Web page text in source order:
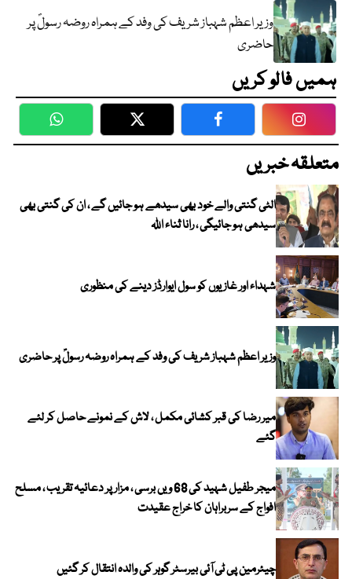
وزیر اعظم شہباز شریف کی وفد کے ہمراہ روضہ رسولؐ پر
حاضری
ہمیں فالو کریں
WhatsApp Twitter Facebook
متعلقہ خبریں
الٹی گنتی والے خود بھی سیدھے ہو جائیں گے ، ان کی گنتی بھی
سیدھی ہو جائیگی ، رانا ثناء اللہ
شہداء اور غازیوں کو سول ایوارڈز دینے کی منظوری
وزیر اعظم شہباز شریف کی وفد کے ہمراہ روضہ رسولؐ پر حاضری
میر رضا کی قبر کشائی مکمل ، لاش کے نمونے حاصل کر لئے
گئے
میجر طفیل شہید کی 68 ویں برسی ، مزار پر دعائیہ تقریب ، مسلح
افواج کے سربراہان کا خراج عقیدت
چیئرمین پی ٹی آئی بیرسٹر گوہر کی والدہ انتقال کر گئیں